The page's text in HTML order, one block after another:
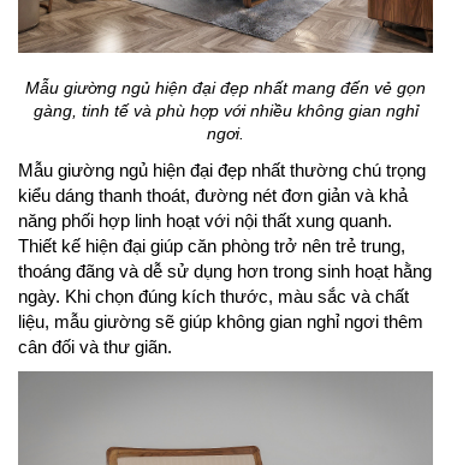
Mẫu giường ngủ hiện đại đẹp nhất mang đến vẻ gọn
gàng, tinh tế và phù hợp với nhiều không gian nghỉ
ngơi.
Mẫu giường ngủ hiện đại đẹp nhất thường chú trọng
kiểu dáng thanh thoát, đường nét đơn giản và khả
năng phối hợp linh hoạt với nội thất xung quanh.
Thiết kế hiện đại giúp căn phòng trở nên trẻ trung,
thoáng đãng và dễ sử dụng hơn trong sinh hoạt hằng
ngày. Khi chọn đúng kích thước, màu sắc và chất
liệu, mẫu giường sẽ giúp không gian nghỉ ngơi thêm
cân đối và thư giãn.